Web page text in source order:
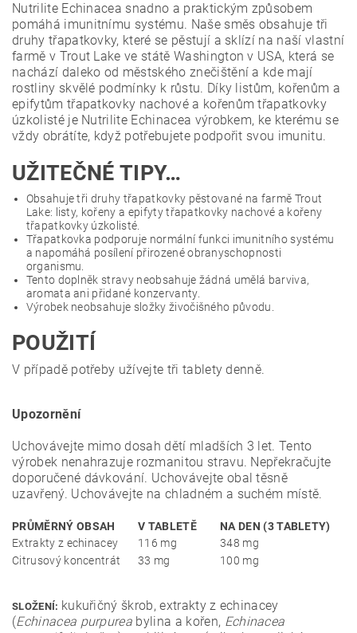
Nutrilite Echinacea snadno a praktickým způsobem
pomáhá imunitnímu systému. Naše směs obsahuje tři
druhy třapatkovky, které se pěstují a sklízí na naší vlastní
farmě v Trout Lake ve státě Washington v USA, která se
nachází daleko od městského znečištění a kde mají
rostliny skvělé podmínky k růstu. Díky listům, kořenům a
epifytům třapatkovky nachové a kořenům třapatkovky
úzkolisté je Nutrilite Echinacea výrobkem, ke kterému se
vždy obrátíte, když potřebujete podpořit svou imunitu.
UŽITEČNÉ TIPY…
Obsahuje tři druhy třapatkovky pěstované na farmě Trout
Lake: listy, kořeny a epifyty třapatkovky nachové a kořeny
třapatkovky úzkolisté.
Třapatkovka podporuje normální funkci imunitního systému
a napomáhá posílení přirozené obranyschopnosti
organismu.
Tento doplněk stravy neobsahuje žádná umělá barviva,
aromata ani přidané konzervanty.
Výrobek neobsahuje složky živočišného původu.
POUŽITÍ
V případě potřeby užívejte tři tablety denně.
Upozornění
Uchovávejte mimo dosah dětí mladších 3 let. Tento
výrobek nenahrazuje rozmanitou stravu. Nepřekračujte
doporučené dávkování. Uchovávejte obal těsně
uzavřený. Uchovávejte na chladném a suchém místě.
PRŮMĚRNÝ OBSAH V TABLETĚ
NA DEN (3 TABLETY)
Extrakty z echinacey
116 mg
348 mg
Citrusový koncentrát
33 mg 100 mg
SLOŽENÍ: kukuřičný škrob, extrakty z echinacey
(Echinacea purpurea bylina a kořen, Echinacea